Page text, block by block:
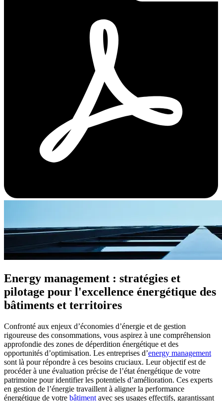
Energy management : stratégies et
pilotage pour l'excellence énergétique des
bâtiments et territoires
Confronté aux enjeux d’économies d’énergie et de gestion
rigoureuse des consommations, vous aspirez à une compréhension
approfondie des zones de déperdition énergétique et des
opportunités d’optimisation. Les entreprises d’energy management
sont là pour répondre à ces besoins cruciaux. Leur objectif est de
procéder à une évaluation précise de l’état énergétique de votre
patrimoine pour identifier les potentiels d’amélioration. Ces experts
en gestion de l’énergie travaillent à aligner la performance
énergétique de votre bâtiment avec ses usages effectifs, garantissant